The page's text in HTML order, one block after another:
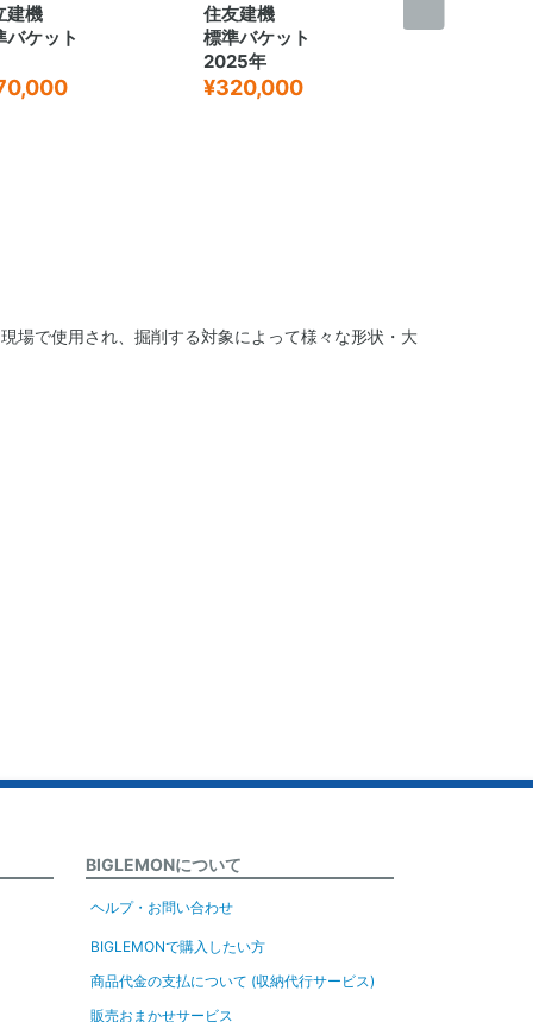
建機
バケット
コマツ
標準バケット
-
¥252,000
法面バケッ
場で使用され、掘削する対象によって様々な形状・大
BIGLEMONについて
ヘルプ・お問い合わせ
BIGLEMONで購入したい方
商品代金の支払について (収納代行サービス)
販売おまかせサービス